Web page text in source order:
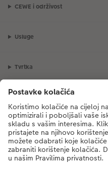
CEWE i održivost
Usluge
Tvrtka
CEWE Fotosvijet